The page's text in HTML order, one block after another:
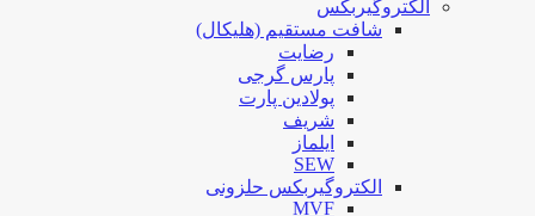
الکتروگیربکس
شافت مستقیم (هلیکال)
رضایت
پارس گرجی
پولادین پارت
شریف
ایلماز
SEW
الکتروگیربکس حلزونی
MVF